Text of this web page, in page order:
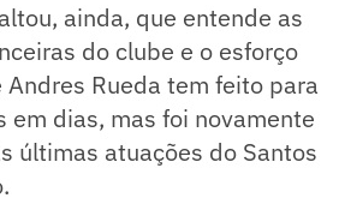
ainda, que entende as
do clube e o esforço
Rueda tem feito para
em dias, mas foi novamente
últimas atuações do Santos